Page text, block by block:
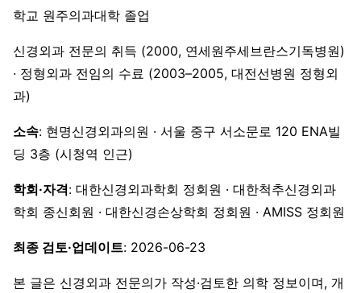
학교 원주의과대학 졸업
신경외과 전문의 취득 (2000, 연세원주세브란스기독병원)
· 정형외과 전임의 수료 (2003–2005, 대전선병원 정형외
과)
소속: 현명신경외과의원 · 서울 중구 서소문로 120 ENA빌
딩 3층 (시청역 인근)
학회·자격: 대한신경외과학회 정회원 · 대한척추신경외과
학회 종신회원 · 대한신경손상학회 정회원 · AMISS 정회원
최종 검토·업데이트: 2026-06-23
본 글은 신경외과 전문의가 작성·검토한 의학 정보이며, 개